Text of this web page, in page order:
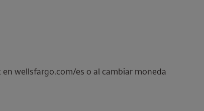
wellsfargo.com/es o al cambiar moneda